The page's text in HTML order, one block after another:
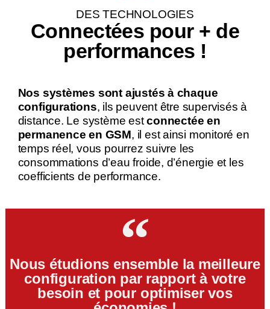
DES TECHNOLOGIES
Connectées pour + de
performances !
Nos systèmes sont ajustés à chaque
configurations, ils peuvent être supervisés à
distance. Le système estconnectée en
permanence en GSM, il est ainsi monitoré en
temps réel, vous pourrez suivre les
consommations d’eau froide, d’énergie et les
coefficients de performance.
Nous étudions ensemble la meilleure
configuration par rapport à votre
besoin et pour optimiser vos